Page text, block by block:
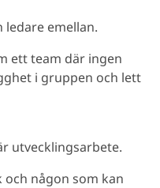
emellan.
ett team där ingen
i gruppen och lett
utvecklingsarbete.
någon som kan